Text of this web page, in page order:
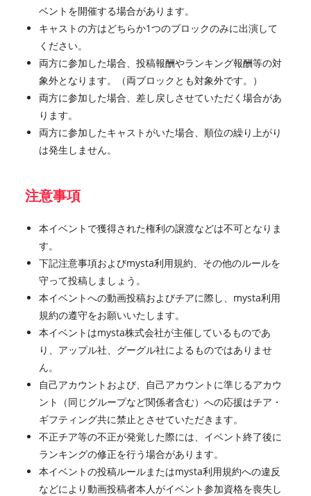
ベントを開催する場合があります。
キャストの方はどちらか1つのブロックのみに出演して
ください。
両方に参加した場合、投稿報酬やランキング報酬等の対
象外となります。（両ブロックとも対象外です。）
両方に参加した場合、差し戻しさせていただく場合があ
ります。
両方に参加したキャストがいた場合、順位の繰り上がり
は発生しません。
注意事項
本イベントで獲得された権利の譲渡などは不可となりま
す。
下記注意事項およびmysta利用規約、その他のルールを
守って投稿しましょう。
本イベントへの動画投稿およびチアに際し、mysta利用
規約の遵守をお願いいたします。
本イベントはmysta株式会社が主催しているものであ
り、アップル社、グーグル社によるものではありませ
ん。
自己アカウントおよび、自己アカウントに準じるアカウ
ント（同じグループなど関係者含む）への応援はチア・
ギフティング共に禁止とさせていただきます。
不正チア等の不正が発覚した際には、イベント終了後に
ランキングの修正を行う場合があります。
本イベントの投稿ルールまたはmysta利用規約への違反
などにより動画投稿者本人がイベント参加資格を喪失し